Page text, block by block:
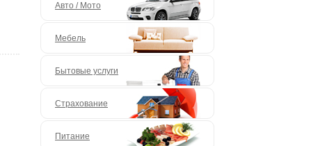
Авто / Мото
Мебель
Бытовые услуги
Страхование
Питание